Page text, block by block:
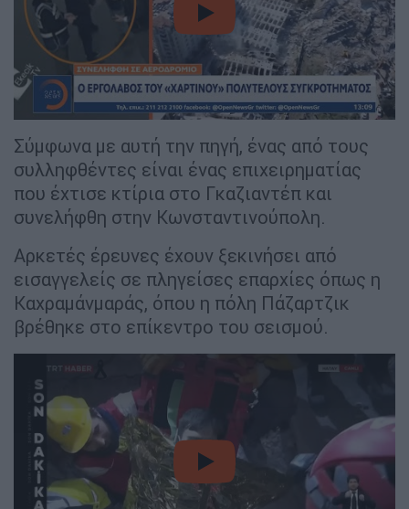
video
Σύμφωνα με αυτή την πηγή, ένας από τους
συλληφθέντες είναι ένας επιχειρηματίας
που έχτισε κτίρια στο Γκαζιαντέπ και
συνελήφθη στην Κωνσταντινούπολη.
Αρκετές έρευνες έχουν ξεκινήσει από
εισαγγελείς σε πληγείσες επαρχίες όπως η
Καχραμάνμαράς, όπου η πόλη Πάζαρτζικ
βρέθηκε στο επίκεντρο του σεισμού.
video